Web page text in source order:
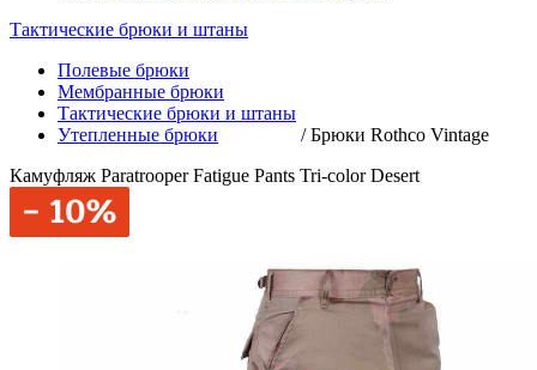
Тактические брюки и штаны
Полевые брюки
Мембранные брюки
Тактические брюки и штаны
Утепленные брюки
/Брюки Rothco Vintage
Камуфляж Paratrooper Fatigue Pants Tri-color Desert